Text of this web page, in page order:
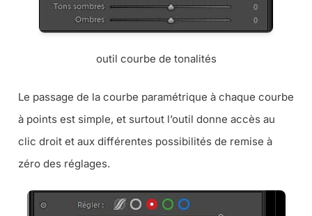
outil courbe de tonalités
Le passage de la courbe paramétrique à chaque courbe
à points est simple, et surtout l’outil donne accès au
clic droit et aux différentes possibilités de remise à
zéro des réglages.